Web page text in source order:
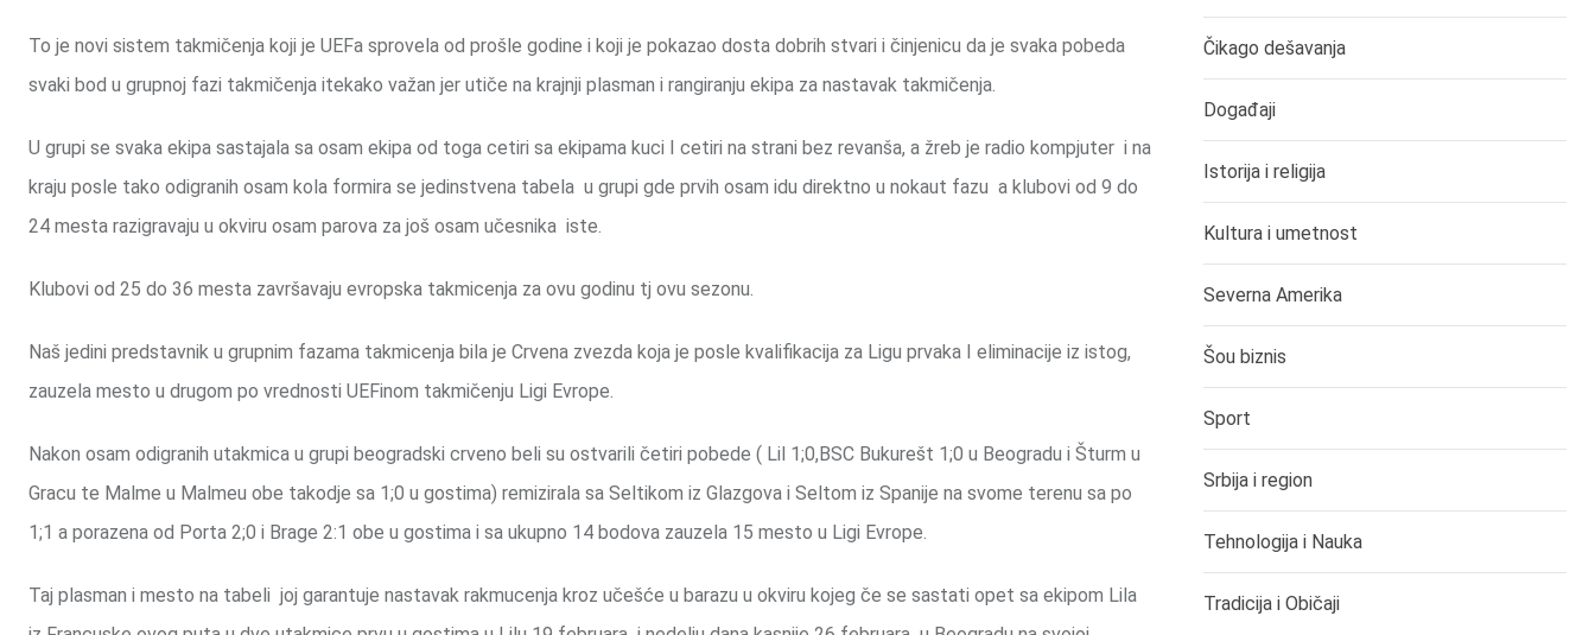
To je novi sistem takmičenja koji je UEFa sprovela od prošle godine i koji je pokazao dosta dobrih stvari i činjenicu da je svaka pobeda
svaki bod u grupnoj fazi takmičenja itekako važan jer utiče na krajnji plasman i rangiranju ekipa za nastavak takmičenja.
U grupi se svaka ekipa sastajala sa osam ekipa od toga cetiri sa ekipama kuci I cetiri na strani bez revanša, a žreb je radio kompjuter i na
kraju posle tako odigranih osam kola formira se jedinstvena tabela u grupi gde prvih osam idu direktno u nokaut fazu a klubovi od 9 do
24 mesta razigravaju u okviru osam parova za još osam učesnika iste.
Klubovi od 25 do 36 mesta završavaju evropska takmicenja za ovu godinu tj ovu sezonu.
Naš jedini predstavnik u grupnim fazama takmicenja bila je Crvena zvezda koja je posle kvalifikacija za Ligu prvaka I eliminacije iz istog,
zauzela mesto u drugom po vrednosti UEFinom takmičenju Ligi Evrope.
Nakon osam odigranih utakmica u grupi beogradski crveno beli su ostvarili četiri pobede ( Lil 1;0,BSC Bukurešt 1;0 u Beogradu i Šturm u
Gracu te Malme u Malmeu obe takodje sa 1;0 u gostima) remizirala sa Seltikom iz Glazgova i Seltom iz Spanije na svome terenu sa po
1;1 a porazena od Porta 2;0 i Brage 2:1 obe u gostima i sa ukupno 14 bodova zauzela 15 mesto u Ligi Evrope.
Taj plasman i mesto na tabeli joj garantuje nastavak rakmucenja kroz učešće u barazu u okviru kojeg če se sastati opet sa ekipom Lila
Čikago dešavanja
Događaji
Istorija i religija
Kultura i umetnost
Severna Amerika
Šou biznis
Sport
Srbija i region
Tehnologija i Nauka
Tradicija i Običaji